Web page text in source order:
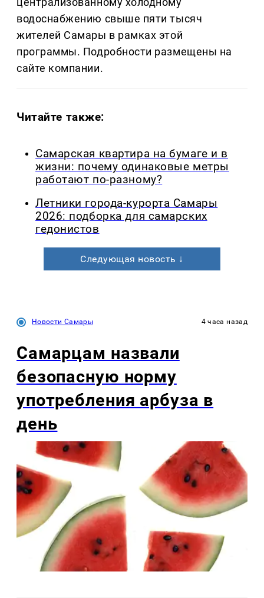
водоснабжению свыше пяти тысяч
жителей Самары в рамках этой
программы. Подробности размещены на
сайте компании.
Читайте также:
Самарская квартира на бумаге и в
жизни: почему одинаковые метры
работают по-разному?
Летники города-курорта Самары
2026: подборка для самарских
гедонистов
Следующая новость ↓
Новости Самары 4 часа назад
Самарцам назвали
безопасную норму
употребления арбуза в
день